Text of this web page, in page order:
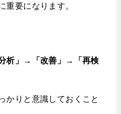
重要になります。
析」→「改善」→「再検
かりと意識しておくこと